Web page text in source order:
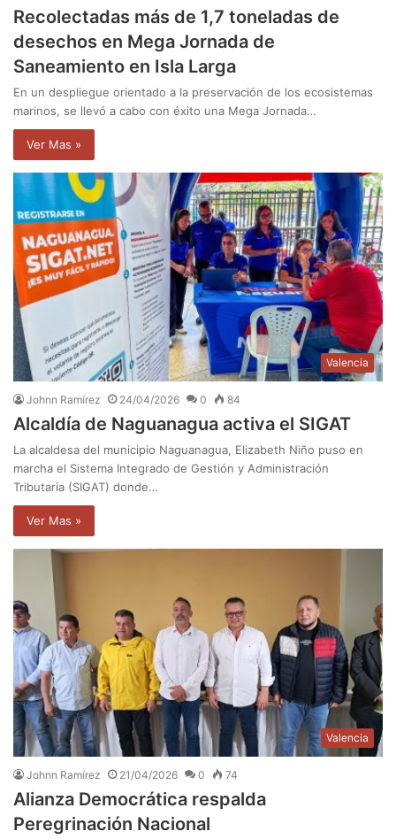
Recolectadas más de 1,7 toneladas de
desechos en Mega Jornada de
Saneamiento en Isla Larga
En un despliegue orientado a la preservación de los ecosistemas
marinos, se llevó a cabo con éxito una Mega Jornada…
Ver Mas »
Valencia
Johnn Ramírez 24/04/2026 0 84
Alcaldía de Naguanagua activa el SIGAT
La alcaldesa del municipio Naguanagua, Elizabeth Niño puso en
marcha el Sistema Integrado de Gestión y Administración
Tributaria (SIGAT) donde…
Ver Mas »
Valencia
Johnn Ramírez 21/04/2026 0 74
Alianza Democrática respalda
Peregrinación Nacional